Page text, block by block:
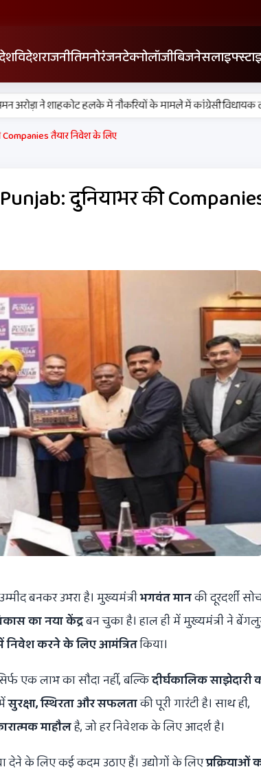
विदेशराजनीतिमनोरंजनटेक्नोलॉजीबिजनेस
ने शाहकोट हलके में नौकरियों के मामले में कांग्रेसी विधायक लाडी
Companies तैयार निवेश के लिए
दुनियाभर की
बनकर उभरा है। मुख्यमंत्रीभगवंत मानकी दूरदर्शी
का नया केंद्रबन चुका है। हाल ही में मुख्यमंत्री ने
निवेश करने के लिए आमंत्रितकिया।
एक लाभ का सौदा नहीं, बल्किदीर्घकालिक साझेदारी
सुरक्षा,स्थिरता और सफलताकी पूरी गारंटी है। साथ ही,
माहौलहै, जो हर निवेशक के लिए आदर्श है।
देने के लिए कई कदम उठाए हैं। उद्योगों के लिएप्रक्रियाओं